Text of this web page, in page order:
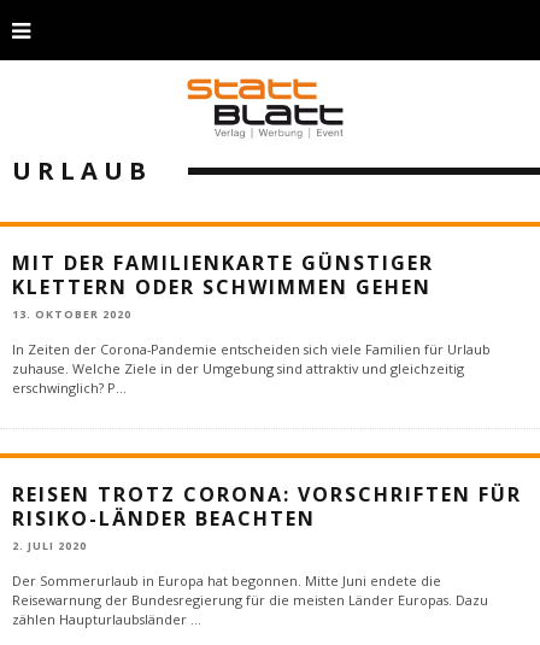
URLAUB
MIT DER FAMILIENKARTE GÜNSTIGER
KLETTERN ODER SCHWIMMEN GEHEN
13. OKTOBER 2020
In Zeiten der Corona-Pandemie entscheiden sich viele Familien für Urlaub
zuhause. Welche Ziele in der Umgebung sind attraktiv und gleichzeitig
erschwinglich? P...
REISEN TROTZ CORONA: VORSCHRIFTEN FÜR
RISIKO-LÄNDER BEACHTEN
2. JULI 2020
Der Sommerurlaub in Europa hat begonnen. Mitte Juni endete die
Reisewarnung der Bundesregierung für die meisten Länder Europas. Dazu
zählen Haupturlaubsländer ...